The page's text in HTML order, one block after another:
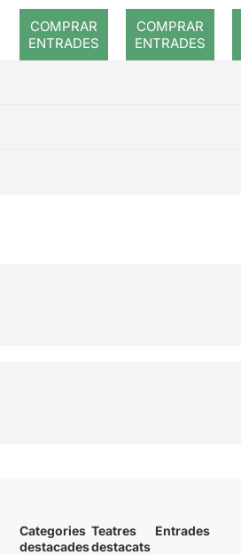
COMPRAR
ENTRADES
temps.
Que no
COMPRAR
ENTRADES
Categories
destacades
Teatres
destacats
Entrades